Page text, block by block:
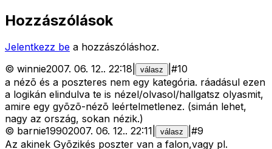
Hozzászólások
Jelentkezz be a hozzászóláshoz.
© winnie2007. 06. 12.. 22:18 válasz #10
a nézõ és a poszteres nem egy kategória. ráadásul ezen
a logikán elindulva te is nézel/olvasol/hallgatsz olyasmit,
amire egy gyõzõ-nézõ leértelmetlenez. (simán lehet,
nagy az ország, sokan nézik.)
© barnie19902007. 06. 12.. 22:11 válasz #9
Az akinek Gyõzikés poszter van a falon,vagy pl.